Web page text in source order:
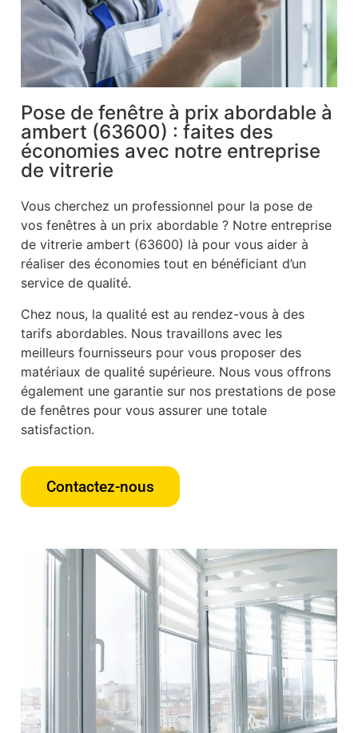
Pose de fenêtre à prix abordable à
ambert (63600) : faites des
économies avec notre entreprise
de vitrerie
Vous cherchez un professionnel pour la pose de
vos fenêtres à un prix abordable ? Notre entreprise
de vitrerie ambert (63600) là pour vous aider à
réaliser des économies tout en bénéficiant d’un
service de qualité.
Chez nous, la qualité est au rendez-vous à des
tarifs abordables. Nous travaillons avec les
meilleurs fournisseurs pour vous proposer des
matériaux de qualité supérieure. Nous vous offrons
également une garantie sur nos prestations de pose
de fenêtres pour vous assurer une totale
satisfaction.
Contactez-nous